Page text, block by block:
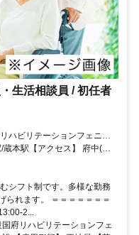
生活相談員 / 初任者
ハビリテーションフェニッ
本駅【アクセス】 府中(徳
シフト制です。多様な勤務
られます。 ＝＝＝＝＝＝＝
2...
府リハビリテーションフェ